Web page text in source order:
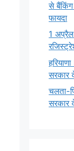
से
फायदा
1 अप्रैल
सरकार
चलता-
सरकार